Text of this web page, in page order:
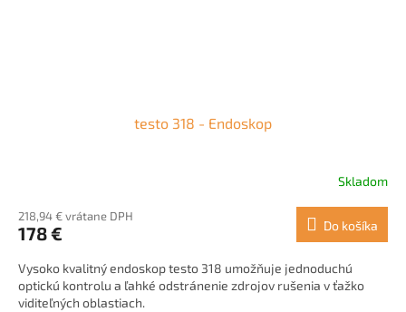
testo 318 - Endoskop
Skladom
218,94 € vrátane DPH
178 € Do košíka
Vysoko kvalitný endoskop testo 318 umožňuje jednoduchú
optickú kontrolu a ľahké odstránenie zdrojov rušenia v ťažko
viditeľných oblastiach.